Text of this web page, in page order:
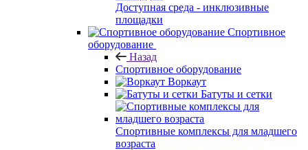
Доступная среда - инклюзивные
площадки
Спортивное
оборудование
Назад
Спортивное оборудование
Воркаут
Батуты и сетки
Спортивные комплексы для младшего
возраста